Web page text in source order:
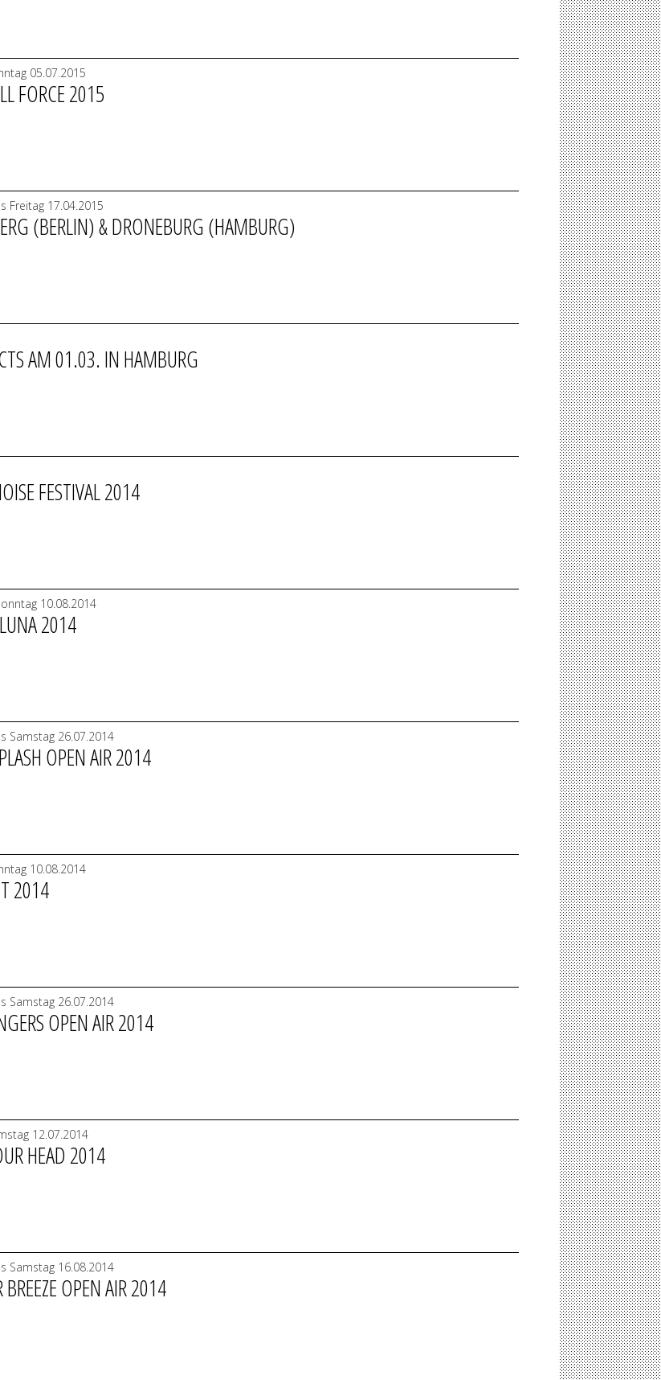
05.07.2015
FORCE 2015
Freitag 17.04.2015
(BERLIN) & DRONEBURG (HAMBURG)
AM 01.03. IN HAMBURG
FESTIVAL 2014
10.08.2014
2014
Samstag 26.07.2014
OPEN AIR 2014
10.08.2014
2014
Samstag 26.07.2014
OPEN AIR 2014
12.07.2014
HEAD 2014
Samstag 16.08.2014
OPEN AIR 2014